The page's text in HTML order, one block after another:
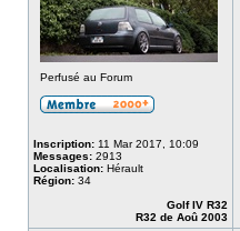
Perfusé au Forum
Inscription: 11 Mar 2017, 10:09
Messages: 2913
Localisation: Hérault
Région: 34
Golf IV R32
R32 de Aoû 2003